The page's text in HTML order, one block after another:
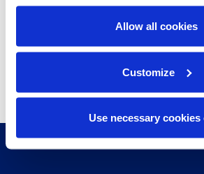
Allow all cookies
Customize
Use necessary cookies
compartir compartir